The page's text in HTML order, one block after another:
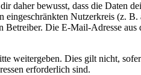
daher bewusst, dass die Daten
Nutzerkreis (z.
Die E-Mail-Adresse
weitergeben. Dies gilt nicht,
erforderlich sind.